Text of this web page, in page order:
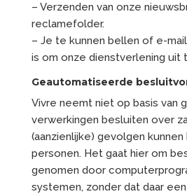
– Verzenden van onze
reclamefolder.
– Je te kunnen bellen of e-
is om onze dienstverlening uit
Geautomatiseerde
Vivre neemt niet op basis van
verwerkingen besluiten over
(aanzienlijke) gevolgen
personen. Het gaat hier om
genomen door
systemen, zonder dat daar